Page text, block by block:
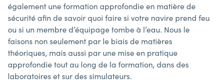
également une formation approfondie en matière de
sécurité afin de savoir quoi faire si votre navire prend feu
ou si un membre d’équipage tombe à l’eau. Nous le
faisons non seulement par le biais de matières
théoriques, mais aussi par une mise en pratique
approfondie tout au long de la formation, dans des
laboratoires et sur des simulateurs.